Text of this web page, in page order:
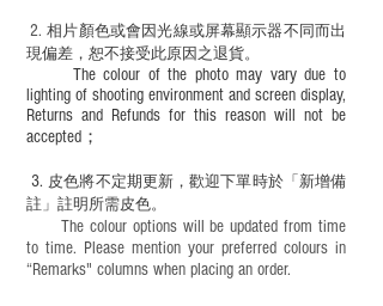
​2.相片顏色或會因光線或屏幕顯示器不同而出
現偏差，恕不接受此原因之退貨。
The colour of the photo may vary due to
lighting of shooting environment and screen display,
Returns and Refunds for this reason will not be
accepted；
3. 皮色將不定期更新，歡迎下單時於「新增備
註」註明 所需皮色。
The colour options will be updated from time
to time. Please mention your preferred colours in
“Remarks" columns when placing an order.